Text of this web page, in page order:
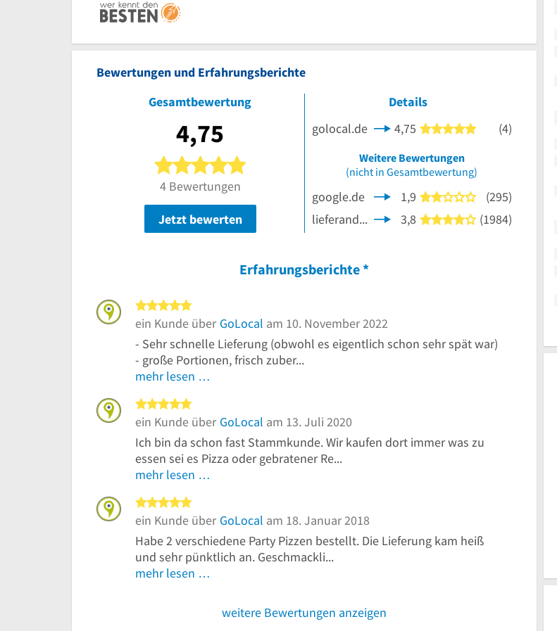
Bewertungen und Erfahrungsberichte
Gesamtbewertung
4,75
5 von 5 Sternen
4 Bewertungen
Jetzt bewerten
Details
golocal.de
4,75 5 von 5 Sternen
(4)
Weitere Bewertungen
(nicht in Gesamtbewertung)
google.de 1,9 2 von 5 Sternen
(295)
lieferando.de
3,8 4 von 5 Sternen
(1984)
Erfahrungsberichte *
ein Kunde über GoLocal am 10. November 2022
- Sehr schnelle Lieferung (obwohl es eigentlich schon sehr spät war)
- große Portionen, frisch zuber...
mehr lesen …
ein Kunde über GoLocal am 13. Juli 2020
Ich bin da schon fast Stammkunde. Wir kaufen dort immer was zu
essen sei es Pizza oder gebratener Re...
mehr lesen …
ein Kunde über GoLocal am 18. Januar 2018
Habe 2 verschiedene Party Pizzen bestellt. Die Lieferung kam heiß
und sehr pünktlich an. Geschmackli...
mehr lesen …
weitere Bewertungen anzeigen